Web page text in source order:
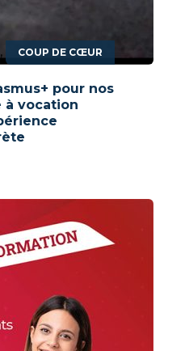
, COUP DE CŒUR
pour nos
à vocation